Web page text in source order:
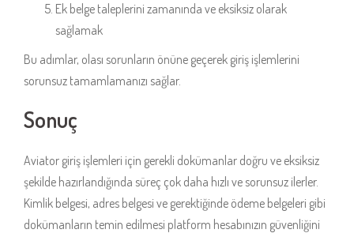
Ek belge taleplerini zamanında ve eksiksiz olarak
sağlamak
Bu adımlar, olası sorunların önüne geçerek giriş işlemlerini
sorunsuz tamamlamanızı sağlar.
Sonuç
Aviator giriş işlemleri için gerekli dokümanlar doğru ve eksiksiz
şekilde hazırlandığında süreç çok daha hızlı ve sorunsuz ilerler.
Kimlik belgesi, adres belgesi ve gerektiğinde ödeme belgeleri gibi
dokümanların temin edilmesi platform hesabınızın güvenliğini